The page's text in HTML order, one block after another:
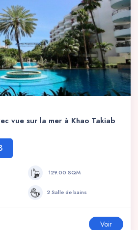
vue sur la mer à Khao Takiab
129.00 SQM
2 Salle de bains
Voir